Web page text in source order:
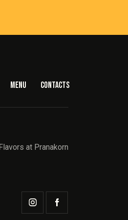
MENU CONTACTS
at Pranakorn